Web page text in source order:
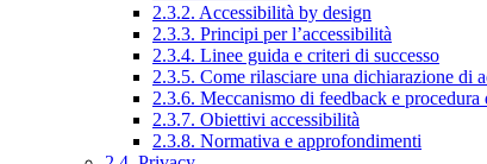
2.3.2. Accessibilità by design
2.3.3. Principi per l’accessibilità
2.3.4. Linee guida e criteri di successo
2.3.5. Come rilasciare una dichiarazione di
2.3.6. Meccanismo di feedback e procedura
2.3.7. Obiettivi accessibilità
2.3.8. Normativa e approfondimenti